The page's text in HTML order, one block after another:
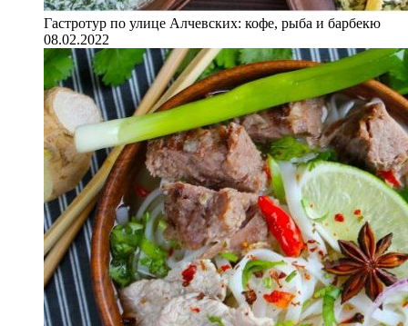
Гастротур по улице Алчевских: кофе, рыба и барбекю
08.02.2022